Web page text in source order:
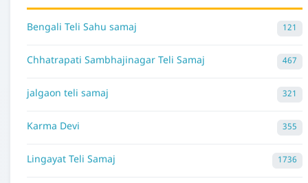
Bengali Teli Sahu samaj 121
Chhatrapati Sambhajinagar Teli Samaj 467
jalgaon teli samaj 321
Karma Devi 355
Lingayat Teli Samaj 1736